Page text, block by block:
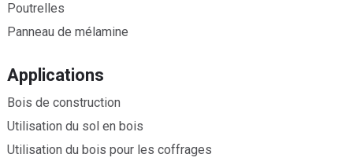
Poutrelles
Panneau de mélamine
Applications
Bois de construction
Utilisation du sol en bois
Utilisation du bois pour les coffrages